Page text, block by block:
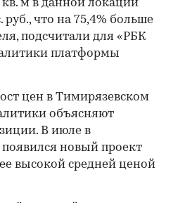
кв. м в данной локации
руб., что на 75,4% больше
подсчитали для «РБК
платформы
цен в Тимирязевском
объясняют
В июле в
новый проект
высокой средней ценой